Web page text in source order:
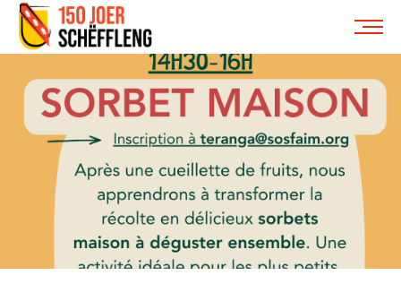
Schifflange, schifflange-logo, gemeng